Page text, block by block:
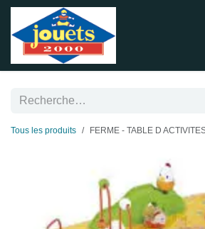
Se rendre au contenu
Tous les produits FERME - TABLE D